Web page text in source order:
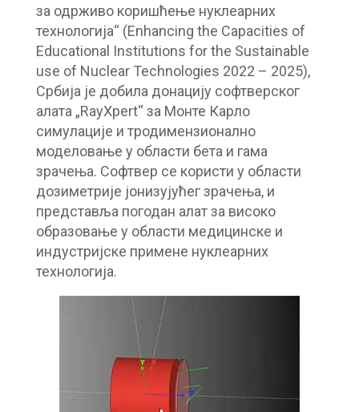
за одрживо коришћење нуклеарних
технологија“ (Enhancing the Capacities of
Educational Institutions for the Sustainable
use of Nuclear Technologies 2022 – 2025),
Србија је добила донацију софтверског
алата „RayXpert“ за Монте Карло
симулације и тродимензионално
моделовање у области бета и гама
зрачења. Софтвер се користи у области
дозиметрије јонизујућег зрачења, и
представља погодан алат за високо
образовање у области медицинске и
индустријске примене нуклеарних
технологија.